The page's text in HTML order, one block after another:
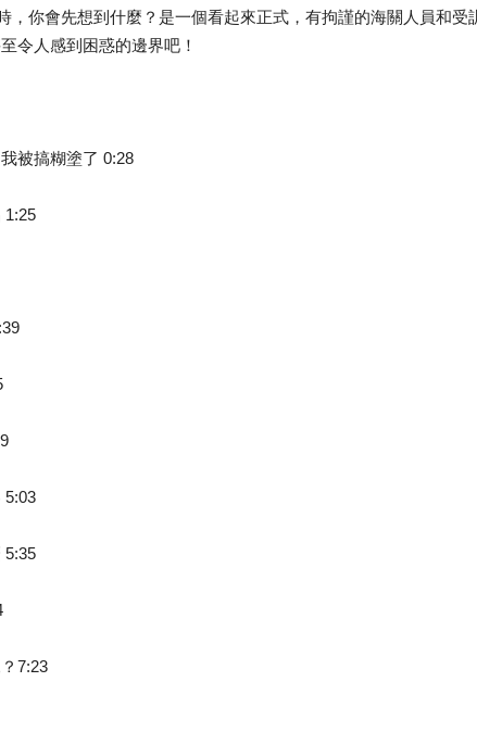
，你會先想到什麼？是一個看起來正式，有拘謹的海關人員和
令人感到困惑的邊界吧！
被搞糊塗了 0:28
1:25
5:03
5:35
7:23